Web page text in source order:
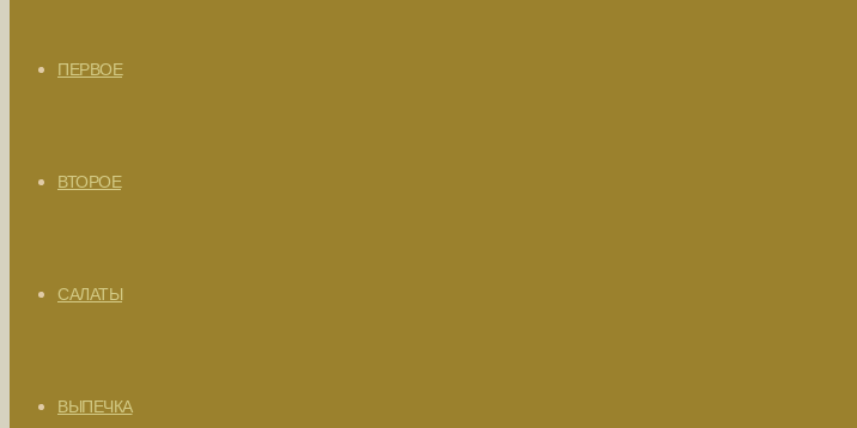
ПЕРВОЕ
ВТОРОЕ
САЛАТЫ
ВЫПЕЧКА